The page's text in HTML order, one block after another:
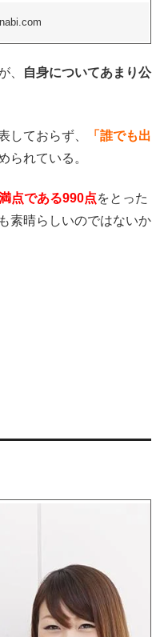
、
自身についてあまり公
しておらず、
「誰でも出
られている。
点である990点をとった
素晴らしいのではないか